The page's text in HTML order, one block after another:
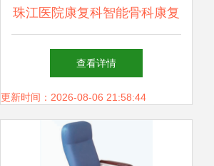
珠江医院康复科智能骨科康复
亚专科
查看详情
更新时间：2026-08-06 21:58:44